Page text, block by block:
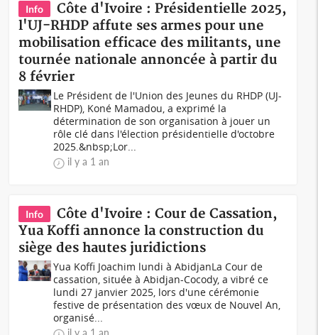
Info
Côte d'Ivoire : Présidentielle 2025,
l'UJ-RHDP affute ses armes pour une
mobilisation efficace des militants, une
tournée nationale annoncée à partir du
8 février
Le Président de l'Union des Jeunes du RHDP (UJ-
RHDP), Koné Mamadou, a exprimé la
détermination de son organisation à jouer un
rôle clé dans l'élection présidentielle d'octobre
2025.&nbsp;Lor...
il y a 1 an
Info
Côte d'Ivoire : Cour de Cassation,
Yua Koffi annonce la construction du
siège des hautes juridictions
Yua Koffi Joachim lundi à AbidjanLa Cour de
cassation, située à Abidjan-Cocody, a vibré ce
lundi 27 janvier 2025, lors d'une cérémonie
festive de présentation des vœux de Nouvel An,
organisé...
il y a 1 an